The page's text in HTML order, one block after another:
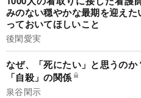
みのない穏やかな最期を迎え
っておいてほしいこと
後閑愛実
なぜ、「死にたい」と思うの
「自殺」の関係
泉谷閑示